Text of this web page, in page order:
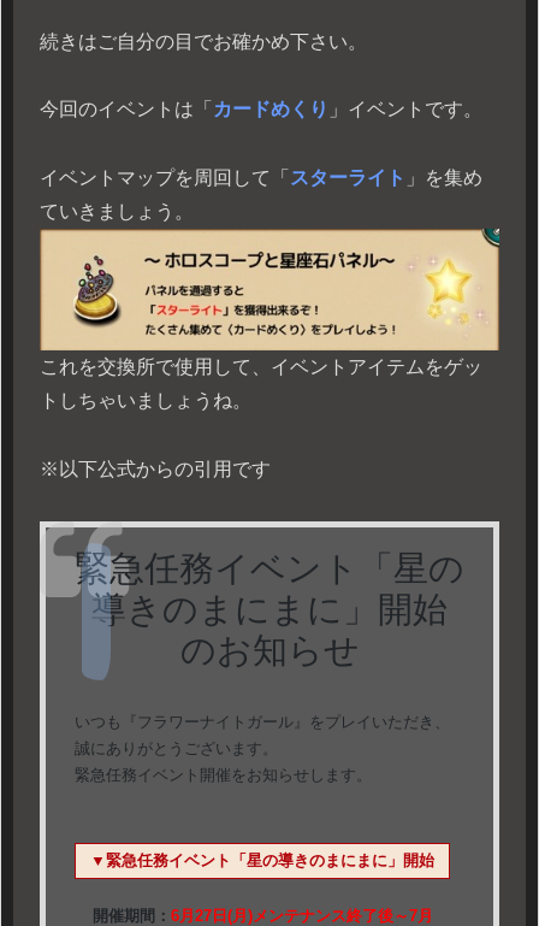
続きはご自分の目でお確かめ下さい。
今回のイベントは「 カードめくり 」イベントです。
イベントマップを周回して「 スターライト 」を集め
ていきましょう。
これを交換所で使用して、イベントアイテムをゲッ
トしちゃいましょうね。
※以下公式からの引用です
緊急任務イベント「星の
導きのまにまに」開始
のお知らせ
いつも『フラワーナイトガール』をプレイいただき、
誠にありがとうございます。
緊急任務イベント開催をお知らせします。
▼緊急任務イベント「星の導きのまにまに」開始
開催期間： 6月27日(月)メンテナンス終了後～7月